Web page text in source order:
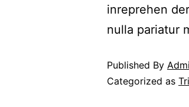
inreprehen
nulla pariatur
Published By
Categorized as